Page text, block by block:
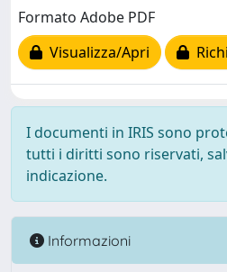
Formato Adobe PDF
Visualizza/Apri
I documenti in IRIS sono
tutti i diritti sono riservati,
indicazione.
Informazioni